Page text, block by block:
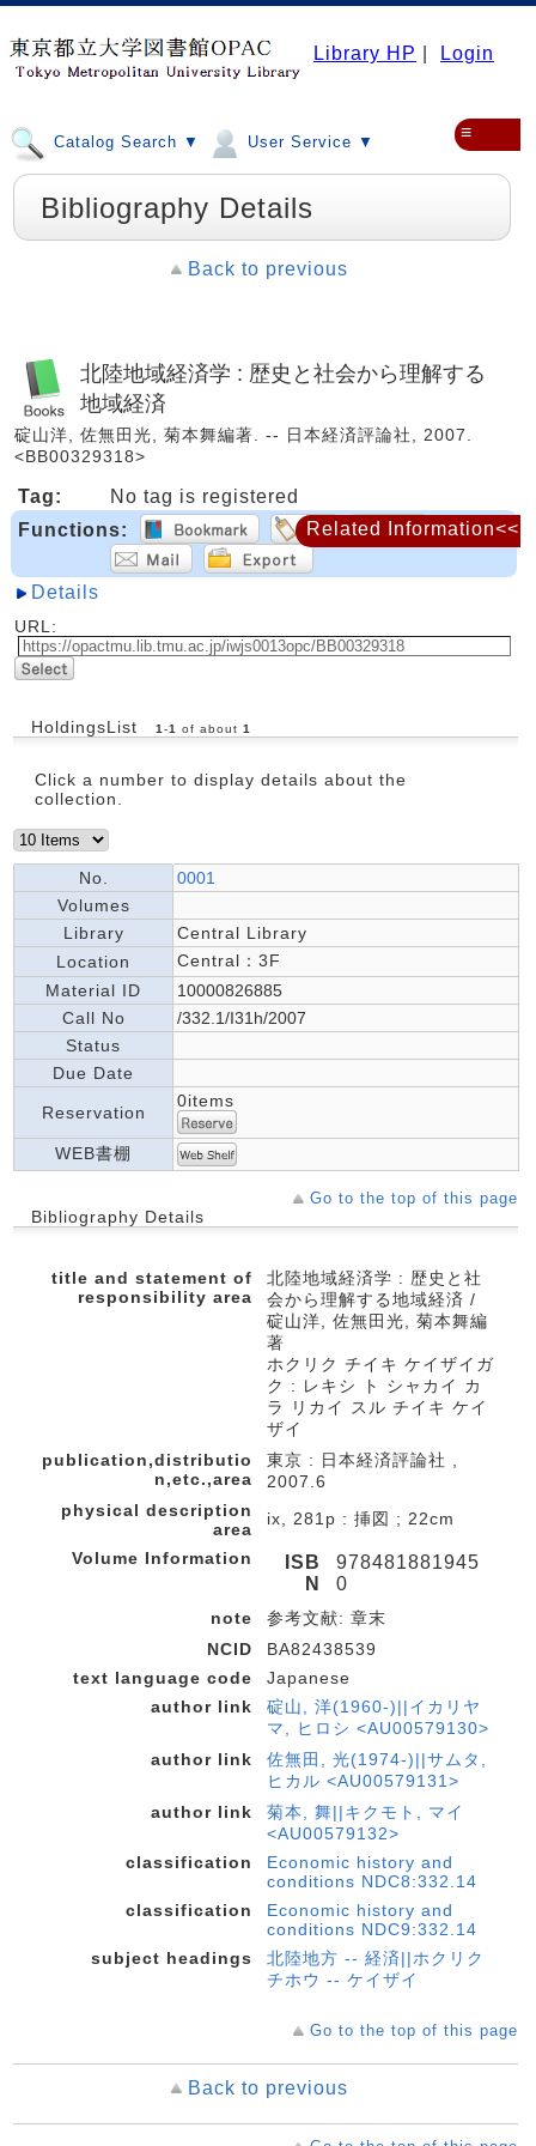
Library HP Login
Catalog Search ▼ User Service ▼ ≡
Bibliography Details
Back to previous
北陸地域経済学 : 歴史と社会から理解する
地域経済
碇山洋, 佐無田光, 菊本舞編著. -- 日本経済評論社, 2007.
<BB00329318>
Tag:
No tag is registered
Functions:
Details
URL:
HoldingsList 1 -1 of about 1
Click a number to display details about the
collection.
No.
0001
Volumes
Library
Central Library
Location
Central：3F
Material ID
10000826885
Call No
/332.1/I31h/2007
Status
Due Date
Reservation
0items
WEB書棚
Go to the top of this page
Bibliography Details
title and statement of
responsibility area
北陸地域経済学 : 歴史と社
会から理解する地域経済 /
碇山洋, 佐無田光, 菊本舞編
著
ホクリク チイキ ケイザイガ
ク : レキシ ト シャカイ カ
ラ リカイ スル チイキ ケイ
ザイ
publication,distributio
n,etc.,area
東京 : 日本経済評論社 ,
2007.6
physical description
area
ix, 281p : 挿図 ; 22cm
Volume Information
ISB
N
978481881945
0
note
参考文献: 章末
NCID
BA82438539
text language code
Japanese
author link
碇山, 洋(1960-)||イカリヤ
マ, ヒロシ <AU00579130>
author link
佐無田, 光(1974-)||サムタ,
ヒカル <AU00579131>
author link
菊本, 舞||キクモト, マイ
<AU00579132>
classification
Economic history and
conditions NDC8:332.14
classification
Economic history and
conditions NDC9:332.14
subject headings
北陸地方 -- 経済||ホクリク
チホウ -- ケイザイ
Go to the top of this page
Back to previous
Related Information<<